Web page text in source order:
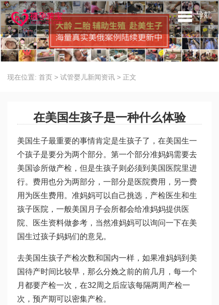
导航
现在位置: 首页 > 试管婴儿新闻资讯 > 正文
在美国生孩子是一种什么体验
美国生子最重要的事情肯定是生孩子了，在美国生一
个孩子是要分为两个部分。第一个部分准妈妈需要去
美国诊所做产检，但是生孩子则必须到美国医院里进
行。费用也分为两部分，一部分是医院费用，另一费
用为医生费用。准妈妈可以自己挑选，产检医生和生
孩子医院，一般美国月子会所都会给准妈妈提供医
院、医生资料做参考，当然准妈妈可以询问一下在美
国生过孩子妈妈们的意见。
去美国生孩子产检次数和国内一样，如果准妈妈到美
国待产时间比较早，那么分娩之前的前几月，每一个
月都要产检一次，在32周之后应该每隔两周产检一
次，预产期可以密集产检。